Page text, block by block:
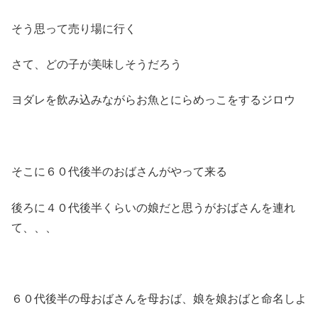
そう思って売り場に行く
さて、どの子が美味しそうだろう
ヨダレを飲み込みながらお魚とにらめっこをするジロウ
そこに６０代後半のおばさんがやって来る
後ろに４０代後半くらいの娘だと思うがおばさんを連れ
て、、、
６０代後半の母おばさんを母おば、娘を娘おばと命名しよ